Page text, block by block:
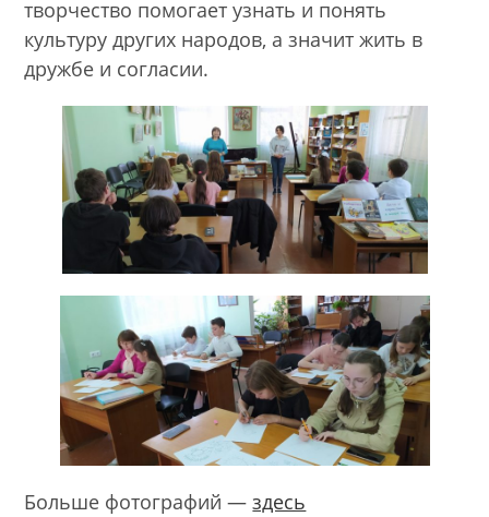
творчество помогает узнать и понять
культуру других народов, а значит жить в
дружбе и согласии.
Больше фотографий —здесь